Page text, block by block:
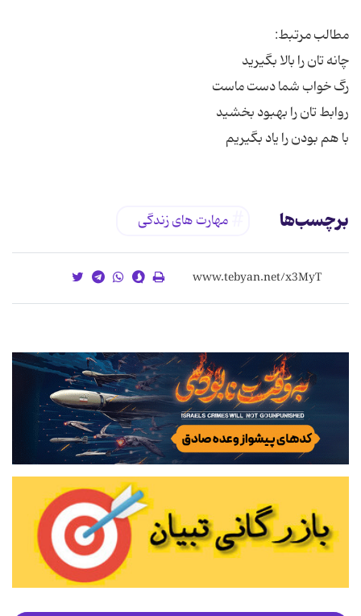
با هم بودن را یاد بگیریم
برچسب‌ها مهارت های زندگی